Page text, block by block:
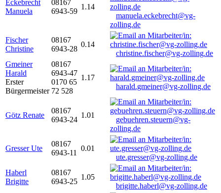
Eckebrecht
Manuela
08167
6943-59
1.14
manuela.eckebrecht@vg-
zolling.de
Fischer
Christine
08167
6943-28
0.14
christine.fischer@vg-zolling.de
Gmeiner
Harald
Erster
Bürgermeister
08167
6943-47
0170 65
72 528
1.17
harald.gmeiner@vg-zolling.de
Götz Renate
08167
6943-24
1.01
gebuehren.steuern@vg-
zolling.de
Gresser Ute
08167
6943-11
0.01
ute.gresser@vg-zolling.de
Haberl
Brigitte
08167
6943-25
1.05
brigitte.haberl@vg-zolling.de